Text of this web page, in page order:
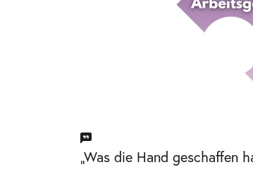
„Was die Hand geschaffen